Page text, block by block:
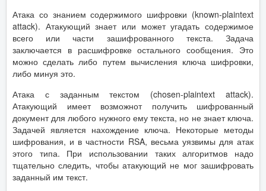
Атака со знанием содержимого шифровки (known-plaintext
attack). Атакующий знает или может угадать содержимое
всего или части зашифрованного текста. Задача
заключается в расшифровке остального сообщения. Это
можно сделать либо путем вычисления ключа шифровки,
либо минуя это.
Атака с заданным текстом (chosen-plaintext attack).
Атакующий имеет возможнот получить шифрованный
документ для любого нужного ему текста, но не знает ключа.
Задачей является нахождение ключа. Некоторые методы
шифрования, и в частности RSA, весьма уязвимы для атак
этого типа. При использовании таких алгоритмов надо
тщательно следить, чтобы атакующий не мог зашифровать
заданный им текст.